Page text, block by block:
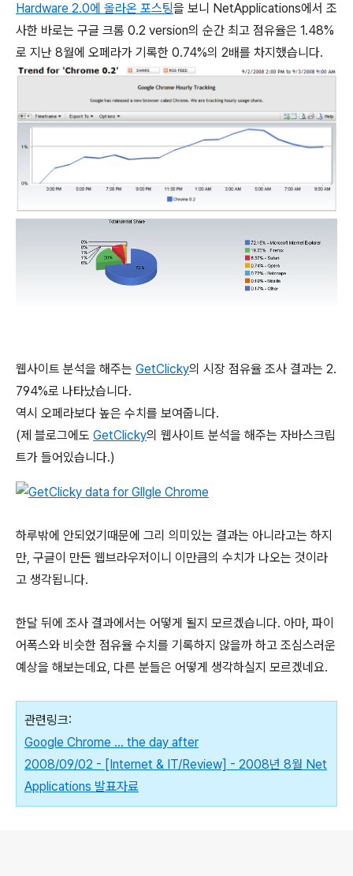
Hardware 2.0에 올라온 포스팅을 보니 NetApplications에서 조
사한 바로는 구글 크롬 0.2 version의 순간 최고 점유율은 1.48%
로 지난 8월에 오페라가 기록한 0.74%의 2배를 차지했습니다.
웹사이트 분석을 해주는 GetClicky의 시장 점유율 조사 결과는 2.
794%로 나타났습니다.
역시 오페라보다 높은 수치를 보여줍니다.
(제 블로그에도 GetClicky의 웹사이트 분석을 해주는 자바스크립
트가 들어있습니다.)
하루밖에 안되었기때문에 그리 의미있는 결과는 아니라고는 하지
만, 구글이 만든 웹브라우저이니 이만큼의 수치가 나오는 것이라
고 생각됩니다.
한달 뒤에 조사 결과에서는 어떻게 될지 모르겠습니다. 아마, 파이
어폭스와 비슷한 점유율 수치를 기록하지 않을까 하고 조심스러운
예상을 해보는데요, 다른 분들은 어떻게 생각하실지 모르겠네요.
관련링크:
Google Chrome … the day after
2008/09/02 - [Internet & IT/Review] - 2008년 8월 Net
Applications 발표자료